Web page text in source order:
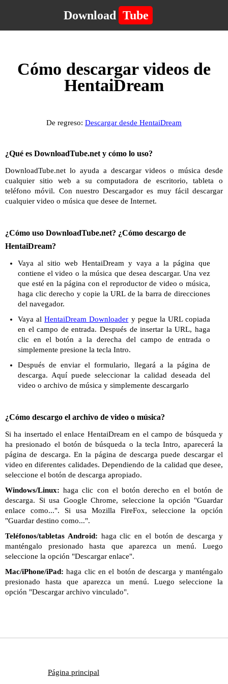
Download Tube
Cómo descargar videos de
HentaiDream
De regreso: Descargar desde HentaiDream
¿Qué es DownloadTube.net y cómo lo uso?
DownloadTube.net lo ayuda a descargar videos o música desde
cualquier sitio web a su computadora de escritorio, tableta o
teléfono móvil. Con nuestro Descargador es muy fácil descargar
cualquier video o música que desee de Internet.
¿Cómo uso DownloadTube.net? ¿Cómo descargo de
HentaiDream?
Vaya al sitio web HentaiDream y vaya a la página que
contiene el video o la música que desea descargar. Una vez
que esté en la página con el reproductor de video o música,
haga clic derecho y copie la URL de la barra de direcciones
del navegador.
Vaya alHentaiDream Downloader y pegue la URL copiada
en el campo de entrada. Después de insertar la URL, haga
clic en el botón a la derecha del campo de entrada o
simplemente presione la tecla Intro.
Después de enviar el formulario, llegará a la página de
descarga. Aquí puede seleccionar la calidad deseada del
video o archivo de música y simplemente descargarlo
¿Cómo descargo el archivo de video o música?
Si ha insertado el enlace HentaiDream en el campo de búsqueda y
ha presionado el botón de búsqueda o la tecla Intro, aparecerá la
página de descarga. En la página de descarga puede descargar el
video en diferentes calidades. Dependiendo de la calidad que desee,
seleccione el botón de descarga apropiado.
Windows/Linux: haga clic con el botón derecho en el botón de
descarga. Si usa Google Chrome, seleccione la opción "Guardar
enlace como...". Si usa Mozilla FireFox, seleccione la opción
"Guardar destino como...".
Teléfonos/tabletas Android: haga clic en el botón de descarga y
manténgalo presionado hasta que aparezca un menú. Luego
seleccione la opción "Descargar enlace".
Mac/iPhone/iPad: haga clic en el botón de descarga y manténgalo
presionado hasta que aparezca un menú. Luego seleccione la
opción "Descargar archivo vinculado".
Página principal